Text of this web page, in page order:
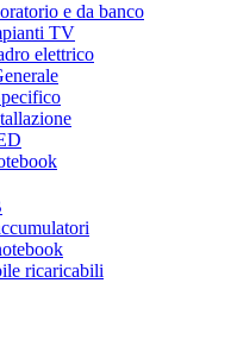
e da banco
TV
elettrico
ricaricabili